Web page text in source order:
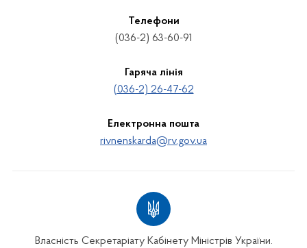
Телефони
(036-2) 63-60-91
Гаряча лінія
(036-2) 26-47-62
Електронна пошта
rivnenskarda@rv.gov.ua
Власність Секретаріату Кабінету Міністрів України.